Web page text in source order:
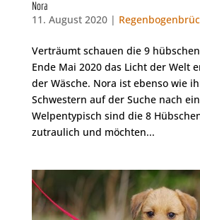
Nora
11. August 2020 |
Verträumt schauen die 9
Ende Mai 2020 das Licht der Welt
der Wäsche. Nora ist ebenso wie
Schwestern auf der Suche nach
Welpentypisch sind die 8
zutraulich und möchten...